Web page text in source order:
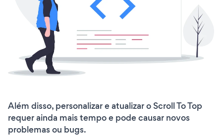
Além disso, personalizar e atualizar o Scroll To Top
requer ainda mais tempo e pode causar novos
problemas ou bugs.